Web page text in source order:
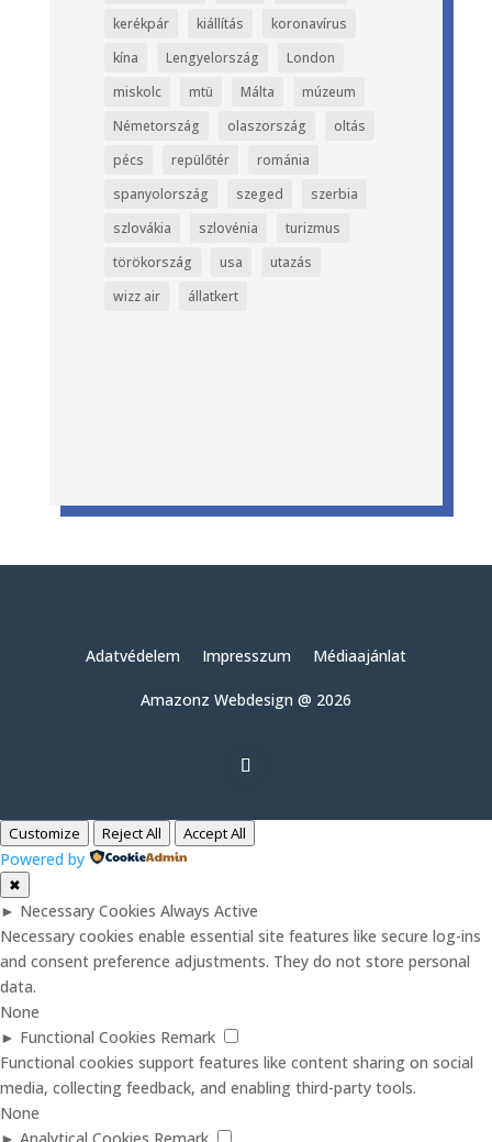
kerékpár
kiállítás
koronavírus
kína
Lengyelország
London
miskolc
mtü Málta
múzeum
Németország
olaszország
oltás
pécs
repülőtér
románia
spanyolország
szeged
szerbia
szlovákia
szlovénia
turizmus
törökország
usa
utazás
wizz air
állatkert
Adatvédelem Impresszum Médiaajánlat
Amazonz Webdesign @ 2026
Customize Reject All Accept All
Powered by
✖
► Necessary Cookies Always Active
Necessary cookies enable essential site features like secure log-ins
and consent preference adjustments. They do not store personal
data.
None
► Functional Cookies Remark
Functional cookies support features like content sharing on social
media, collecting feedback, and enabling third-party tools.
None